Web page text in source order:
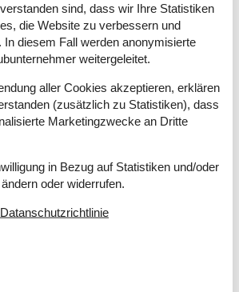
sind, dass wir Ihre Statistiken
die Website zu verbessern und
diesem Fall werden anonymisierte
weitergeleitet.
aller Cookies akzeptieren, erklären
(zusätzlich zu Statistiken), dass
Marketingzwecke an Dritte
in Bezug auf Statistiken und/oder
oder widerrufen.
Datanschutzrichtlinie